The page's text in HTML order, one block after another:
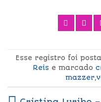
Esse registro foi
Reis e marcado
mazzer,